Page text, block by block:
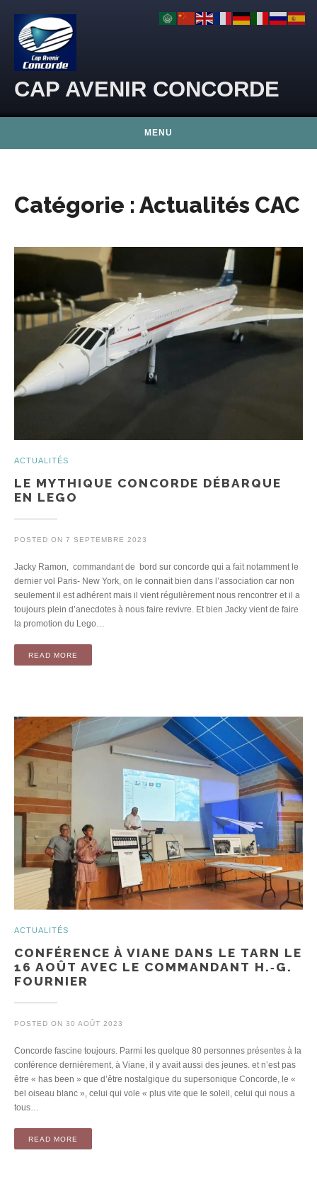
CAP AVENIR CONCORDE
MENU
Catégorie : Actualités CAC
ACTUALITÉS
LE MYTHIQUE CONCORDE DÉBARQUE
EN LEGO
POSTED ON 7 SEPTEMBRE 2023
Jacky Ramon, commandant de bord sur concorde qui a fait notamment le
dernier vol Paris- New York, on le connait bien dans l’association car non
seulement il est adhérent mais il vient régulièrement nous rencontrer et il a
toujours plein d’anecdotes à nous faire revivre. Et bien Jacky vient de faire
la promotion du Lego…
READ MORE
ACTUALITÉS
CONFÉRENCE À VIANE DANS LE TARN LE
16 AOÛT AVEC LE COMMANDANT H.‐G.
FOURNIER
POSTED ON 30 AOÛT 2023
Concorde fascine toujours. Parmi les quelque 80 personnes présentes à la
conférence dernièrement, à Viane, il y avait aussi des jeunes. et n’est pas
être « has been » que d’être nostalgique du supersonique Concorde, le «
bel oiseau blanc », celui qui vole « plus vite que le soleil, celui qui nous a
tous…
READ MORE